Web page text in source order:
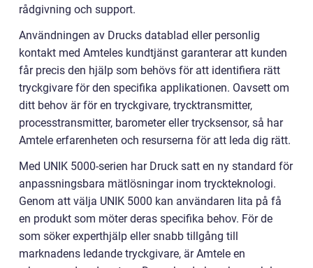
rådgivning och support.
Användningen av Drucks datablad eller personlig
kontakt med Amteles kundtjänst garanterar att kunden
får precis den hjälp som behövs för att identifiera rätt
tryckgivare för den specifika applikationen. Oavsett om
ditt behov är för en tryckgivare, trycktransmitter,
processtransmitter, barometer eller trycksensor, så har
Amtele erfarenheten och resurserna för att leda dig rätt.
Med UNIK 5000-serien har Druck satt en ny standard för
anpassningsbara mätlösningar inom tryckteknologi.
Genom att välja UNIK 5000 kan användaren lita på få
en produkt som möter deras specifika behov. För de
som söker experthjälp eller snabb tillgång till
marknadens ledande tryckgivare, är Amtele en